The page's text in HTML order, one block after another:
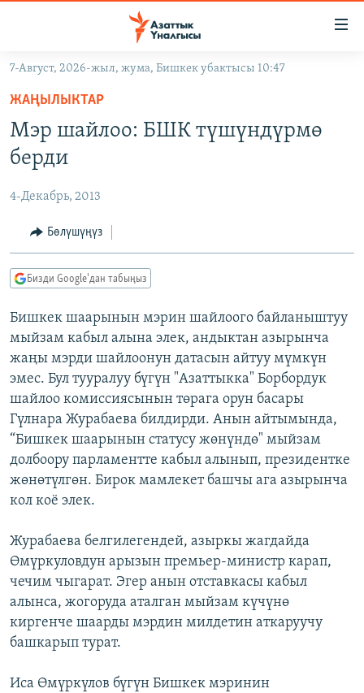
Навигацияга
өтүңүз
Издөөгө
салыңызКЫРГЫЗСТАН
ЭКОНОМИКА
МАДАНИЯТ
ДҮЙНӨ
БОРБОР АЗИЯ
УКРАИНА
АТАЙЫН ИЛИКТӨӨ
ТВ ПРОГРАММАЛАР
ЭКСПЕРТТЕР ТАЛДАЙТ
БИЗ ЖАНА ДҮЙНӨ
ЭЖЕ-СИҢДИЛЕР
ЫҢГАЙСЫЗ СУРООЛОР
ӨЗГӨЧӨ ПИКИР
Русский
ОНЛАЙН ШЕРИНЕ
ЭЕ/АРнун бардык сайттары
7-Август, 2026-жыл, жума, Бишкек убактысы 10:47
ЖАҢЫЛЫКТАР
Мэр шайлоо: БШК түшүндүрмө
берди
4-Декабрь, 2013
Бөлүшүңүз
Бизди Google'дан табыңыз
Бишкек шаарынын мэрин шайлоого байланыштуу
мыйзам кабыл алына элек, андыктан азырынча
жаңы мэрди шайлоонун датасын айтуу мүмкүн
эмес. Бул тууралуу бүгүн "Азаттыкка" Борбордук
шайлоо комиссиясынын төрага орун басары
Гүлнара Журабаева билдирди. Анын айтымында,
“Бишкек шаарынын статусу жөнүндө" мыйзам
долбоору парламентте кабыл алынып, президентке
жөнөтүлгөн. Бирок мамлекет башчы ага азырынча
кол коё элек.
Журабаева белгилегендей, азыркы жагдайда
Өмүркуловдун арызын премьер-министр карап,
чечим чыгарат. Эгер анын отставкасы кабыл
алынса, жогоруда аталган мыйзам күчүнө
киргенче шаарды мэрдин милдетин аткаруучу
башкарып турат.
Иса Өмүркүлов бүгүн Бишкек мэринин